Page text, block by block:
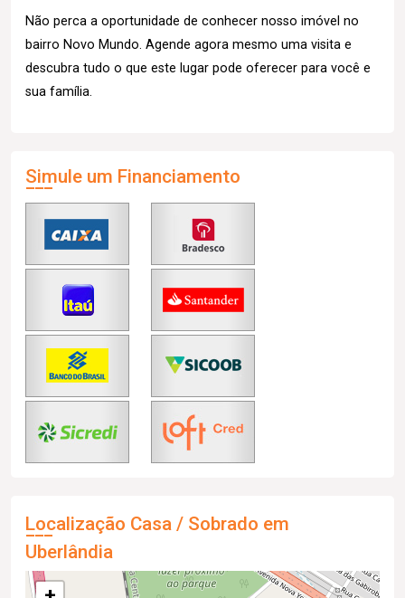
Não perca a oportunidade de conhecer nosso imóvel no
bairro Novo Mundo. Agende agora mesmo uma visita e
descubra tudo o que este lugar pode oferecer para você e
sua família.
Simule um Financiamento
Localização Casa / Sobrado em
Uberlândia